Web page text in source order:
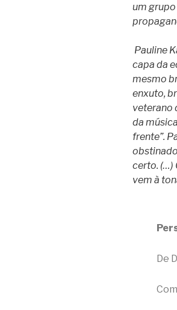
um
Pauline
capa da
mesmo
enxuto,
veterano
da
frente”.
certo. (…)
vem à
De